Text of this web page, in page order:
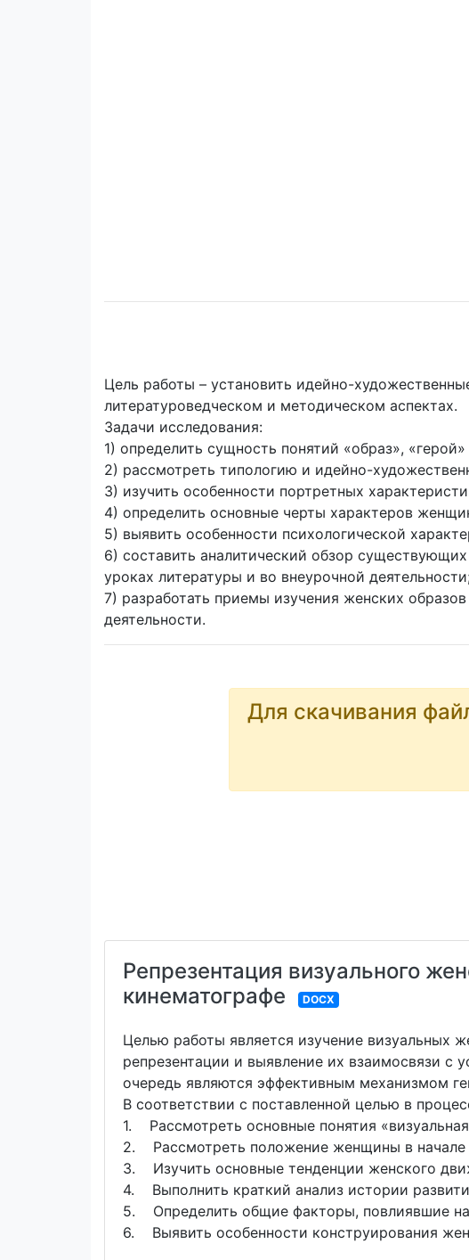
Цель работы – установить идейно-
литературоведческом и методическом аспектах.
Задачи исследования:
1) определить сущность понятий «образ»,
2) рассмотреть типологию и идейно-
3) изучить особенности портретных
4) определить основные черты характеров
5) выявить особенности психологической
6) составить аналитический обзор
уроках литературы и во внеурочной
7) разработать приемы изучения женских
деятельности.
Для скачивания
Репрезентация визуального
кинематографе
DOCX
Целью работы является изучение визуальных
репрезентации и выявление их взаимосвязи
очередь являются эффективным механизмом
В соответствии с поставленной целью в
1. Рассмотреть основные понятия
2. Рассмотреть положение женщины в начале
3. Изучить основные тенденции женского
4. Выполнить краткий анализ истории
5. Определить общие факторы, повлиявшие на
6. Выявить особенности конструирования